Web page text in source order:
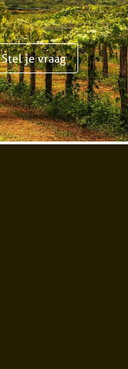
Stel je vraag